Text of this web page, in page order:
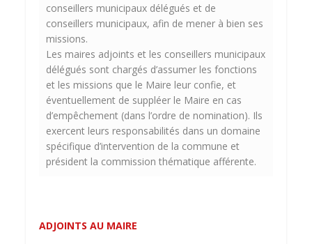
conseillers municipaux délégués et de
conseillers municipaux, afin de mener à bien ses
missions.
Les maires adjoints et les conseillers municipaux
délégués sont chargés d’assumer les fonctions
et les missions que le Maire leur confie, et
éventuellement de suppléer le Maire en cas
d’empêchement (dans l’ordre de nomination). Ils
exercent leurs responsabilités dans un domaine
spécifique d’intervention de la commune et
président la commission thématique afférente.
ADJOINTS AU MAIRE